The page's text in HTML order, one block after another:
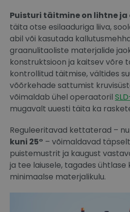
Puisturi täitmine on lihtne ja
täita otse esilaaduriga liiva,
abil või kasutada
graanulitaoliste materjalide
konstruktsioon ja kaitsev võre
kontrollitud täitmise, vältides
võõrkehade sattumist
võimaldab ühel operaatoril
mugavalt uuesti täita ka
Reguleeritavad kettaterad –
kuni 25° – võimaldavad
puistemustrit ja kaugust
ja tee laiusele, tagades ühtlase
minimaalse materjalikulu.